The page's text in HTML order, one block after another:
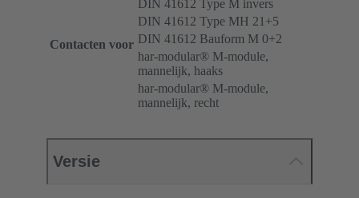
Contacten voor
DIN 41612 Type M invers
DIN 41612 Type MH 21+5
DIN 41612 Bauform M 0+2
har-modular® M-module,
mannelijk, haaks
har-modular® M-module,
mannelijk, recht
Versie